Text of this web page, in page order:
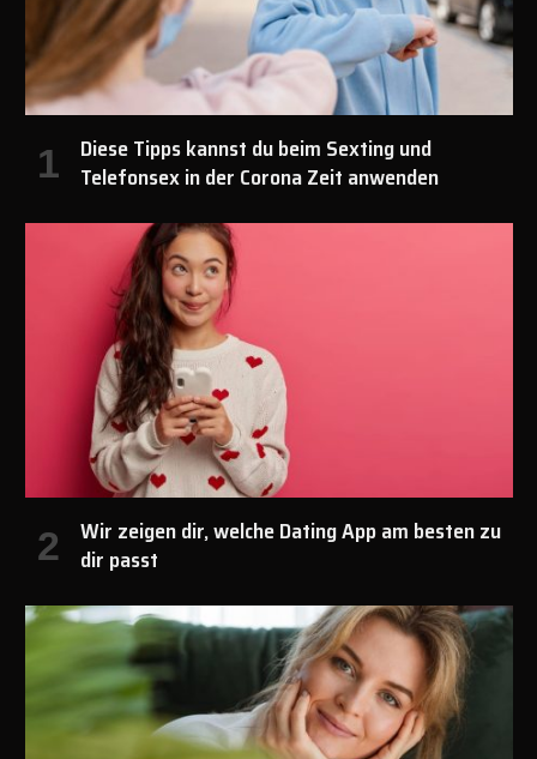
Diese Tipps kannst du beim Sexting und
Telefonsex in der Corona Zeit anwenden
Wir zeigen dir, welche Dating App am besten zu
dir passt